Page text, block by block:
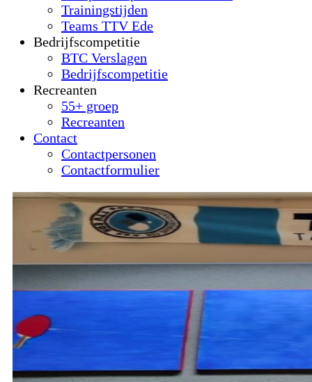
Trainingstijden
Teams TTV Ede
Bedrijfscompetitie
BTC Verslagen
Bedrijfscompetitie
Recreanten
55+ groep
Recreanten
Contact
Contactpersonen
Contactformulier